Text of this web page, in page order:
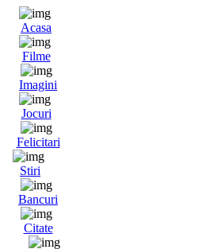
Acasa
Filme
Imagini
Jocuri
Felicitari
Stiri
Bancuri
Citate